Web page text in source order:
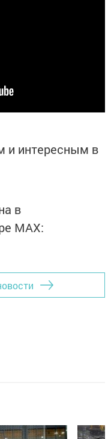
и интересным в
в
MАХ: